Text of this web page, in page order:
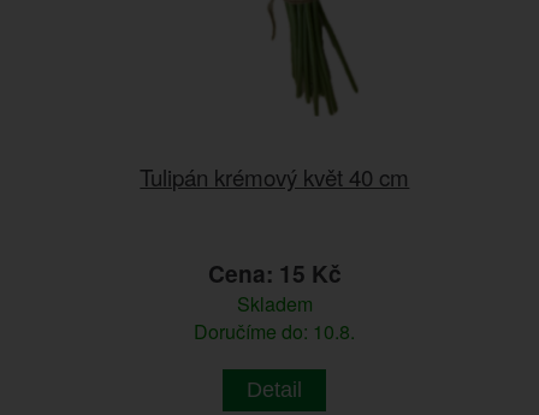
Tulipán krémový květ 40 cm
Cena: 15 Kč
Skladem
Doručíme do: 10.8.
Detail